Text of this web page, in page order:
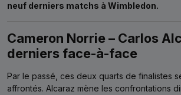
neuf derniers matchs à Wimbledon.
Cameron Norrie – Carlos
derniers face-à-face
Par le passé, ces deux quarts de finalistes
affrontés. Alcaraz mène les confrontations